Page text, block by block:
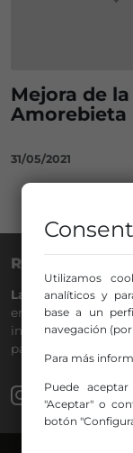
Mejora de
Amorebieta
31/05/2021
RADIO NERVIÓN
La Gran Familia
emisora de Bilbao
información a
participación de los
Utilizamos
analíticos y
base a un
navegación
Para más
Puede
"Aceptar" o
botón